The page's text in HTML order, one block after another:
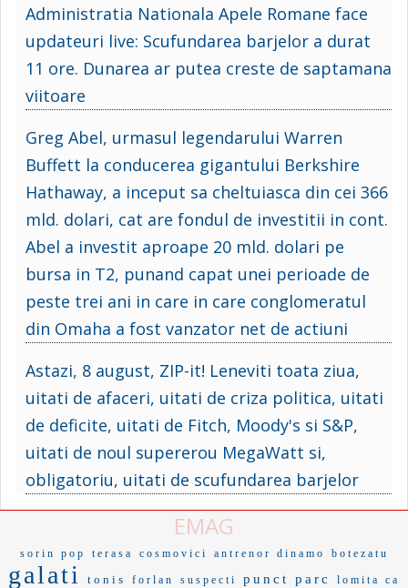
Administratia Nationala Apele Romane face
updateuri live: Scufundarea barjelor a durat
11 ore. Dunarea ar putea creste de saptamana
viitoare
Greg Abel, urmasul legendarului Warren
Buffett la conducerea gigantului Berkshire
Hathaway, a inceput sa cheltuiasca din cei 366
mld. dolari, cat are fondul de investitii in cont.
Abel a investit aproape 20 mld. dolari pe
bursa in T2, punand capat unei perioade de
peste trei ani in care in care conglomeratul
din Omaha a fost vanzator net de actiuni
Astazi, 8 august, ZIP-it! Leneviti toata ziua,
uitati de afaceri, uitati de criza politica, uitati
de deficite, uitati de Fitch, Moody's si S&P,
uitati de noul supererou MegaWatt si,
obligatoriu, uitati de scufundarea barjelor
EMAG
sorin pop terasa cosmovici antrenor dinamo botezatu
galati tonis forlan suspecti punct parc lomita ca